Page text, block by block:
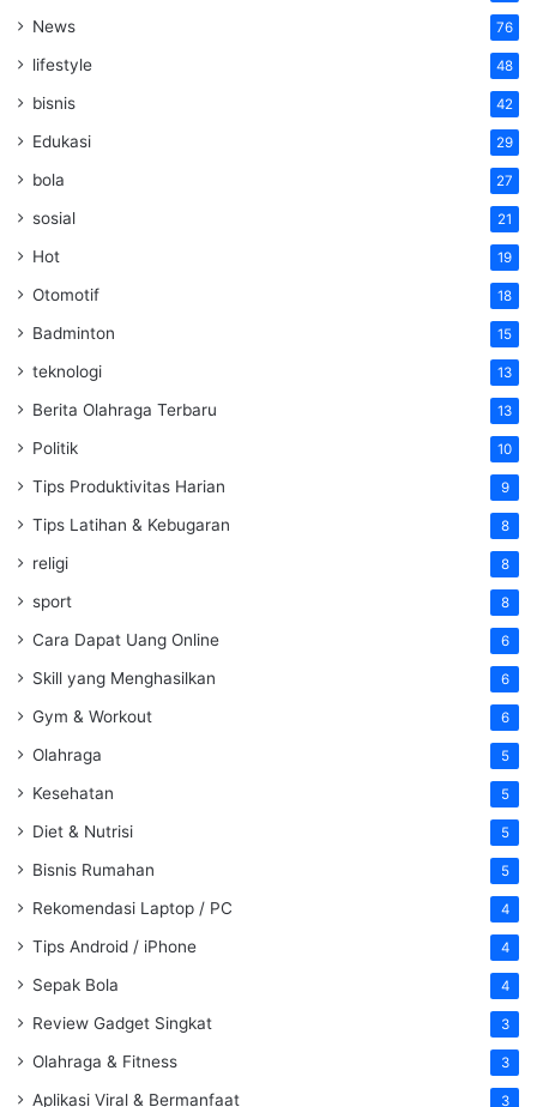
News 76
lifestyle 48
bisnis 42
Edukasi 29
bola 27
sosial 21
Hot 19
Otomotif 18
Badminton 15
teknologi 13
Berita Olahraga Terbaru 13
Politik 10
Tips Produktivitas Harian 9
Tips Latihan & Kebugaran 8
religi 8
sport 8
Cara Dapat Uang Online 6
Skill yang Menghasilkan 6
Gym & Workout 6
Olahraga 5
Kesehatan 5
Diet & Nutrisi 5
Bisnis Rumahan 5
Rekomendasi Laptop / PC 4
Tips Android / iPhone 4
Sepak Bola 4
Review Gadget Singkat 3
Olahraga & Fitness 3
Aplikasi Viral & Bermanfaat 3